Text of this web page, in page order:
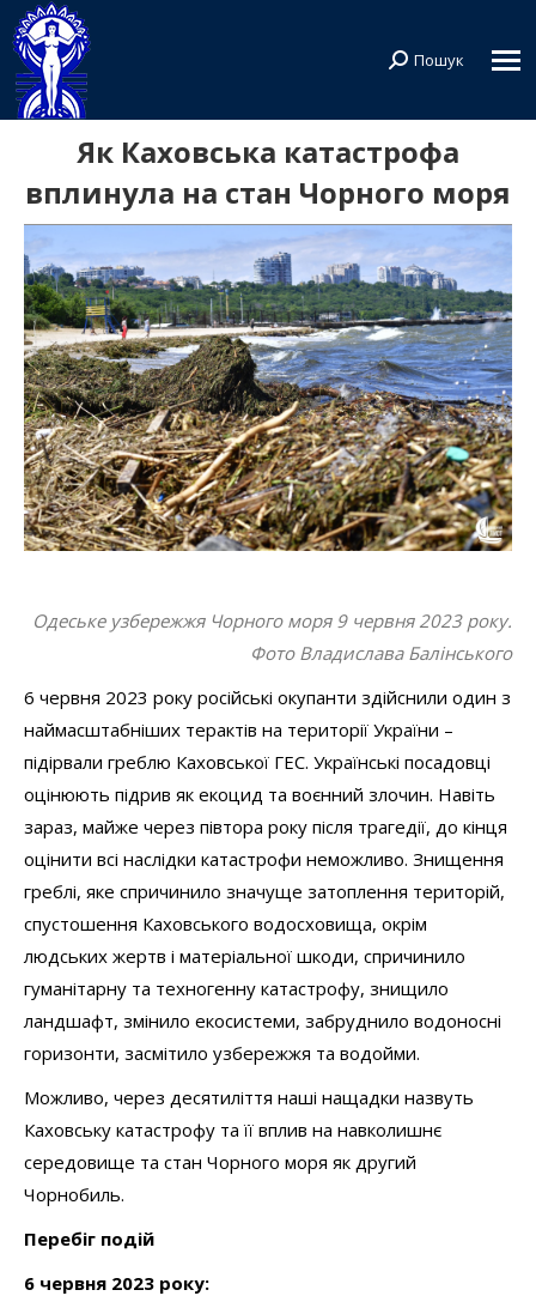
Search:
Пошук
Як Каховська катастрофа
вплинула на стан Чорного моря
Одеське узбережжя Чорного моря 9 червня 2023 року.
Фото Владислава Балінського
6 червня 2023 року російські окупанти здійснили один з
наймасштабніших терактів на території України –
підірвали греблю Каховської ГЕС. Українські посадовці
оцінюють підрив як екоцид та воєнний злочин. Навіть
зараз, майже через півтора року після трагедії, до кінця
оцінити всі наслідки катастрофи неможливо. Знищення
греблі, яке спричинило значуще затоплення територій,
спустошення Каховського водосховища, окрім
людських жертв і матеріальної шкоди, спричинило
гуманітарну та техногенну катастрофу, знищило
ландшафт, змінило екосистеми, забруднило водоносні
горизонти, засмітило узбережжя та водойми.
Можливо, через десятиліття наші нащадки назвуть
Каховську катастрофу та її вплив на навколишнє
середовище та стан Чорного моря як другий
Чорнобиль.
Перебіг подій
6 червня 2023 року: